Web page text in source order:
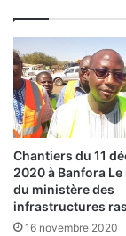
e
r
,
l
’
A
f
r
i
q
u
e
Chantiers du 11
2020 à Banfora
du ministère des
infrastructures
16 novembre 2020